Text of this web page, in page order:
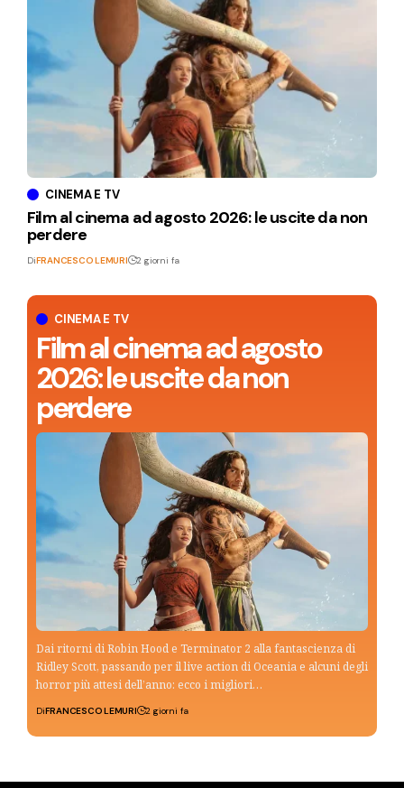
CINEMA E TV
Film al cinema ad agosto
2026: le uscite da non
perdere
Dai ritorni di Robin Hood e Terminator 2 alla fantascienza di
Ridley Scott, passando per il live action di Oceania e alcuni degli
horror più attesi dell’anno: ecco i migliori…
DiFRANCESCO LEMURI 2 giorni fa
CINEMA E TV
Film al cinema ad agosto 2026: le uscite da non
perdere
DiFRANCESCO LEMURI 2 giorni fa